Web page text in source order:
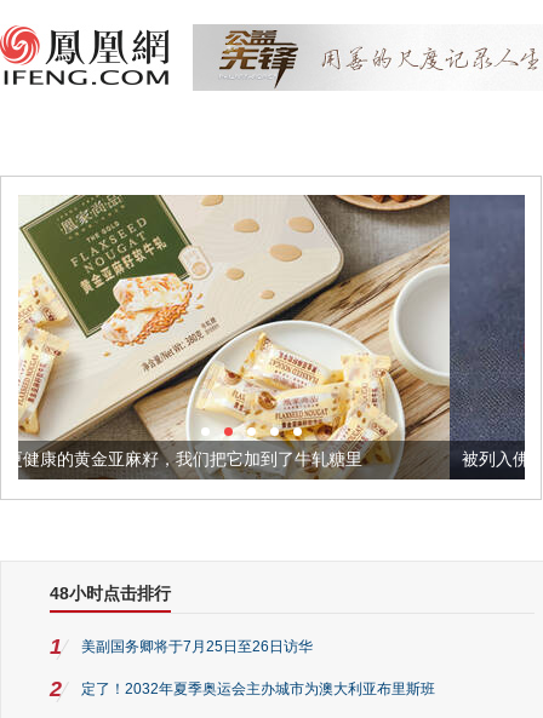
我们把它加到了牛轧糖里 被列入佛家七宝的它到底有多美
48小时点击排行
1 美副国务卿将于7月25日至26日访华
2 定了！2032年夏季奥运会主办城市为澳大利亚布里斯班